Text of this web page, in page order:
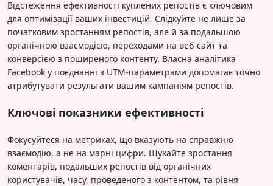
Відстеження ефективності куплених репостів є ключовим
для оптимізації ваших інвестицій. Слідкуйте не лише за
початковим зростанням репостів, але й за подальшою
органічною взаємодією, переходами на веб-сайт та
конверсією з поширеного контенту. Власна аналітика
Facebook у поєднанні з UTM-параметрами допомагає точно
атрибутувати результати вашим кампаніям репостів.
Ключові показники ефективності
Фокусуйтеся на метриках, що вказують на справжню
взаємодію, а не на марні цифри. Шукайте зростання
коментарів, подальших репостів від органічних
користувачів, часу, проведеного з контентом, та рівня